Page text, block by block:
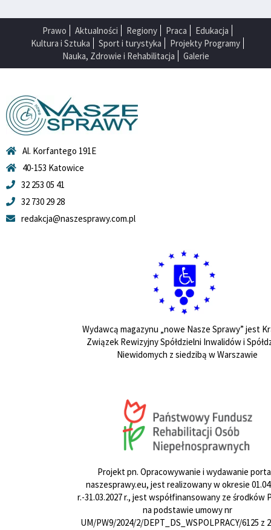
Prawo Aktualności Regiony Praca
Edukacja
Kultura i Sztuka
Sport i turystyka
Projekty Programy
Nauka, Zdrowie i Rehabilitacja
Galerie
Al. Korfantego 191E
40-153 Katowice
32 253 05 41
32 730 29 28
redakcja@naszesprawy.com.pl
Wydawcą magazynu „nowe Nasze Sprawy” jest
Związek Rewizyjny Spółdzielni Inwalidów i
Niewidomych z siedzibą w Warszawie
Projekt pn. Opracowywanie i wydawanie
naszesprawy.eu, jest realizowany w okresie
r.-31.03.2027 r., jest współfinansowany ze środków
na podstawie umowy nr
UM/PW9/2024/2/DEPT_DS_WSPOLPRACY/6125 z